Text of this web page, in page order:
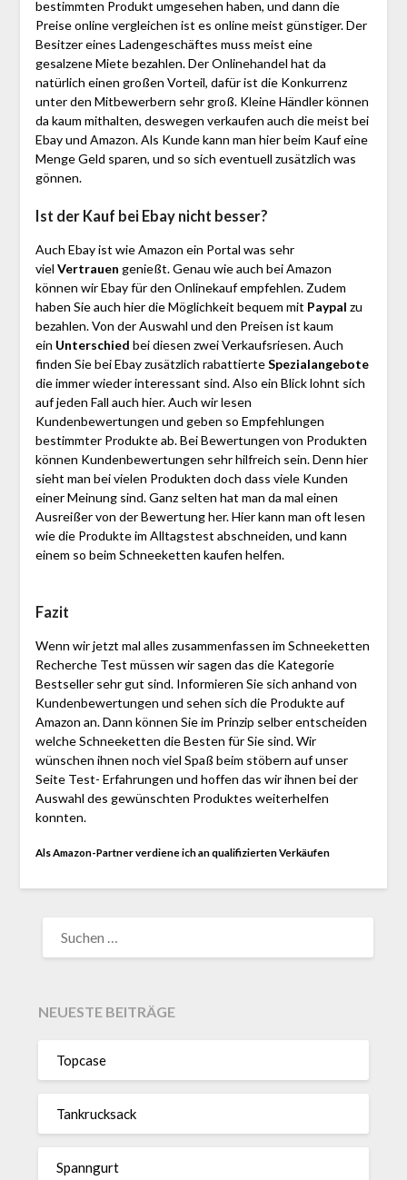
bestimmten Produkt umgesehen haben, und dann die
Preise online vergleichen ist es online meist günstiger. Der
Besitzer eines Ladengeschäftes muss meist eine
gesalzene Miete bezahlen. Der Onlinehandel hat da
natürlich einen großen Vorteil, dafür ist die Konkurrenz
unter den Mitbewerbern sehr groß. Kleine Händler können
da kaum mithalten, deswegen verkaufen auch die meist bei
Ebay und Amazon. Als Kunde kann man hier beim Kauf eine
Menge Geld sparen, und so sich eventuell zusätzlich was
gönnen.
Ist der Kauf bei Ebay nicht besser?
Auch Ebay ist wie Amazon ein Portal was sehr
viel Vertrauen genießt. Genau wie auch bei Amazon
können wir Ebay für den Onlinekauf empfehlen. Zudem
haben Sie auch hier die Möglichkeit bequem mit Paypal zu
bezahlen. Von der Auswahl und den Preisen ist kaum
ein Unterschied bei diesen zwei Verkaufsriesen. Auch
finden Sie bei Ebay zusätzlich rabattierteSpezialangebote
die immer wieder interessant sind. Also ein Blick lohnt sich
auf jeden Fall auch hier. Auch wir lesen
Kundenbewertungen und geben so Empfehlungen
bestimmter Produkte ab. Bei Bewertungen von Produkten
können Kundenbewertungen sehr hilfreich sein. Denn hier
sieht man bei vielen Produkten doch dass viele Kunden
einer Meinung sind. Ganz selten hat man da mal einen
Ausreißer von der Bewertung her. Hier kann man oft lesen
wie die Produkte im Alltagstest abschneiden, und kann
einem so beim Schnee­ketten kaufen helfen.
Fazit
Wenn wir jetzt mal alles zusammenfassen im Schnee­ketten
Recherche Test müssen wir sagen das die Kategorie
Bestseller sehr gut sind. Informieren Sie sich anhand von
Kundenbewertungen und sehen sich die Produkte auf
Amazon an. Dann können Sie im Prinzip selber entscheiden
welche Schnee­ketten die Besten für Sie sind. Wir
wünschen ihnen noch viel Spaß beim stöbern auf unser
Seite Test- Erfahrungen und hoffen das wir ihnen bei der
Auswahl des gewünschten Produktes weiterhelfen
konnten.
Als Amazon-Partner verdiene ich an qualifizierten Verkäufen
NACH:
NEUESTE BEITRÄGE
Topcase
Tan­kruck­sack
Spann­gurt